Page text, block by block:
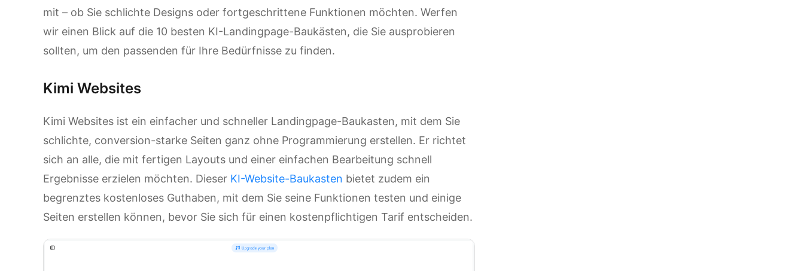
mit – ob Sie schlichte Designs oder fortgeschrittene Funktionen möchten. Werfen
wir einen Blick auf die 10 besten KI-Landingpage-Baukästen, die Sie ausprobieren
sollten, um den passenden für Ihre Bedürfnisse zu finden.
Kimi Websites
Kimi Websites ist ein einfacher und schneller Landingpage-Baukasten, mit dem Sie
schlichte, conversion-starke Seiten ganz ohne Programmierung erstellen. Er richtet
sich an alle, die mit fertigen Layouts und einer einfachen Bearbeitung schnell
Ergebnisse erzielen möchten. Dieser KI-Website-Baukasten bietet zudem ein
begrenztes kostenloses Guthaben, mit dem Sie seine Funktionen testen und einige
Seiten erstellen können, bevor Sie sich für einen kostenpflichtigen Tarif entscheiden.